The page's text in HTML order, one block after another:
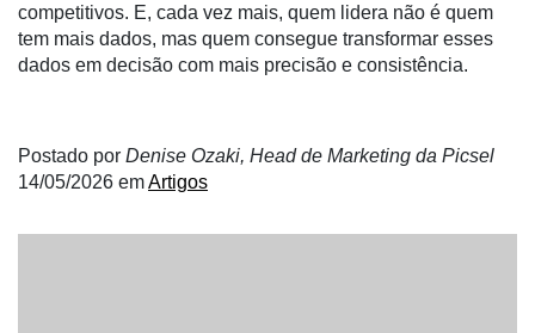
competitivos. E, cada vez mais, quem lidera não é quem
tem mais dados, mas quem consegue transformar esses
dados em decisão com mais precisão e consistência.
Postado por Denise Ozaki, Head de Marketing da Picsel
14/05/2026 emArtigos